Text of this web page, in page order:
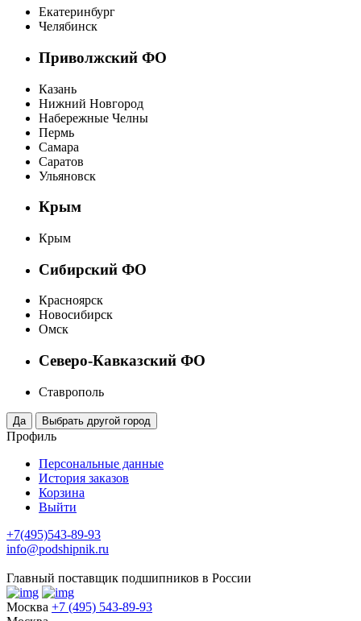
Екатеринбург
Челябинск
Приволжский ФО
Казань
Нижний Новгород
Набережные Челны
Пермь
Самара
Саратов
Ульяновск
Крым
Крым
Сибирский ФО
Красноярск
Новосибирск
Омск
Северо-Кавказский ФО
Ставрополь
Профиль
Персональные данные
История заказов
Корзина
Выйти
+7(495)543-89-93
info@podshipnik.ru
Главный поставщик подшипников в России
Москва +7 (495) 543-89-93